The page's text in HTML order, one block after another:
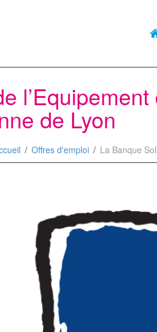
de Lyon
Offres d'emploi La Banque